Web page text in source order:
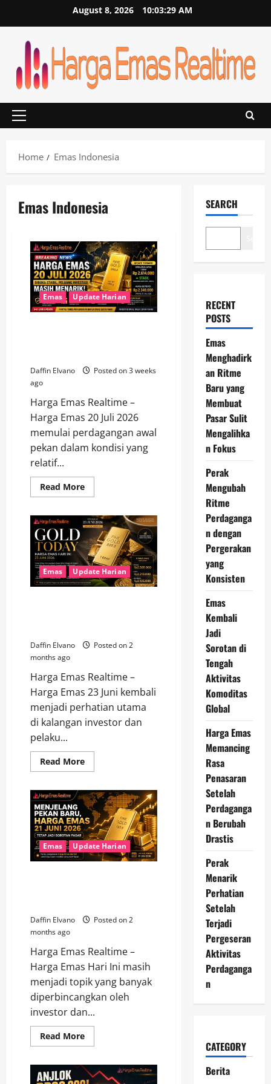
August 8, 2026 10:03:29 AM
Primary
Home
Emas Indonesia
Emas Indonesia
Emas Update Harian
Daffin Elvano
Posted on 3 weeks
ago
Harga Emas Realtime –
Harga Emas 20 Juli 2026
memulai perdagangan awal
pekan dalam kondisi yang
relatif...
Read MoreRead
more
Emas
20
Juli
2026
Dibuka
Stabil,
Peluang
Investasi
Masih
Emas Update Harian
Daffin Elvano
Posted on 2
months ago
Harga Emas Realtime –
Harga Emas 23 Juni kembali
menjadi perhatian utama
di kalangan investor dan
pelaku...
Read MoreRead
more
Kian
Optimistis,
Harga
Emas
23
Juni
2026
Tunjukkan
Daya
Emas Update Harian
Daffin Elvano
Posted on 2
months ago
Harga Emas Realtime –
Harga Emas Hari Ini masih
menjadi topik yang banyak
diperbincangkan oleh
investor dan...
Read MoreRead
more
Pekan
Baru,
SEARCH
RECENT
POSTS
Emas
Menghadirk
an Ritme
Baru yang
Membuat
Pasar Sulit
Mengalihka
n Fokus
Perak
Mengubah
Ritme
Perdaganga
n dengan
Pergerakan
yang
Konsisten
Emas
Kembali
Jadi
Sorotan di
Tengah
Aktivitas
Komoditas
Global
Harga Emas
Memancing
Rasa
Penasaran
Setelah
Perdaganga
n Berubah
Drastis
Perak
Menarik
Perhatian
Setelah
Terjadi
Pergeseran
Aktivitas
Perdaganga
n
CATEGORY
Berita